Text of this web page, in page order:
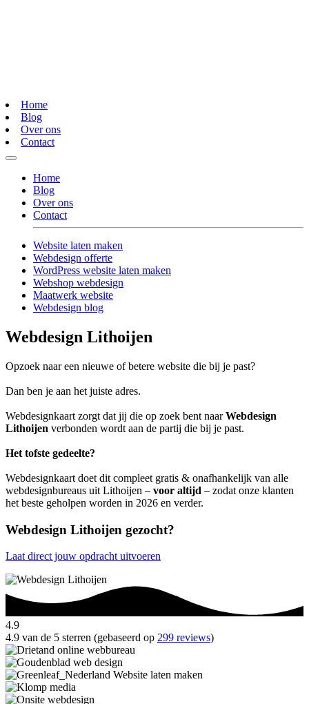
Home
Blog
Over ons
Contact
Home
Blog
Over ons
Contact
Website laten maken
Webdesign offerte
WordPress website laten maken
Webshop webdesign
Maatwerk website
Webdesign blog
Webdesign Lithoijen
Opzoek naar een nieuwe of betere website die bij je past?
Dan ben je aan het juiste adres.
Webdesignkaart zorgt dat jij die op zoek bent naarWebdesign
Lithoijen verbonden wordt aan de partij die bij je past.
Het tofste gedeelte?
Webdesignkaart doet dit compleet gratis & onafhankelijk van alle
webdesignbureaus uit Lithoijen – voor altijd – zodat onze klanten
het beste geholpen worden in 2026 en verder.
Webdesign Lithoijen gezocht?
Laat direct jouw opdracht uitvoeren
4.9
4.9 van de 5 sterren (gebaseerd op 299 reviews)